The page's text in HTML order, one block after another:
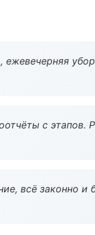
с этапов.
всё законно и